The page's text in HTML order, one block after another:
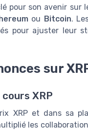
pour son avenir sur
ou Bitcoin.
pour ajuster leur
sur
XRP
XRP et dans sa
les